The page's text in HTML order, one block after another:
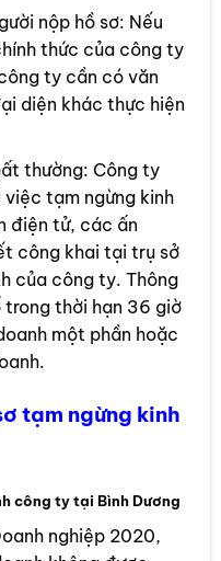
nộp hồ sơ: Nếu
thức của công ty
ty cần có văn
diện khác thực hiện
thường: Công ty
tạm ngừng kinh
điện tử, các ấn
công khai tại trụ sở
của công ty. Thông
thời hạn 36 giờ
một phần hoặc
tạm ngừng kinh
công ty tại Bình Dương
nghiệp 2020,